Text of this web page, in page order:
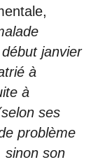
janvier
à
à
ses
problème
sinon son